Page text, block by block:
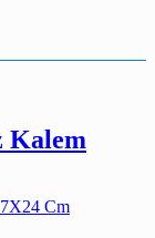
Kalem